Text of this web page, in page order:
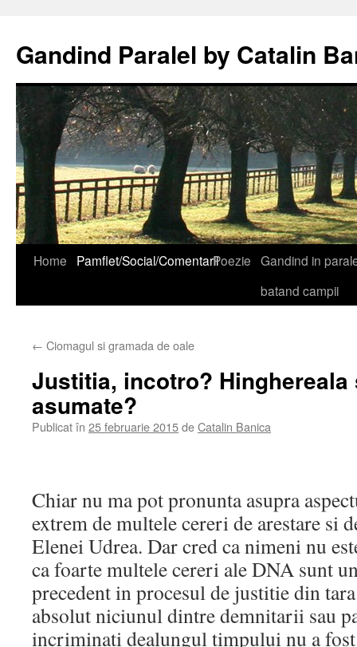
Gandind Paralel by Catalin
Sari
Home Pamflet/Social/ComentariiPoezie Gandind in
batand campii
← Ciomagul si gramada de oale
Justitia, incotro?
asumate?
Publicat în 25 februarie 2015deCatalin Banica
Chiar nu ma pot pronunta asupra
extrem de multele cereri de arestare si
Elenei Udrea. Dar cred ca nimeni nu
ca foarte multele cereri ale DNA sunt
precedent in procesul de justitie din
absolut niciunul dintre demnitarii sau
incriminati dealungul timpului nu a fost